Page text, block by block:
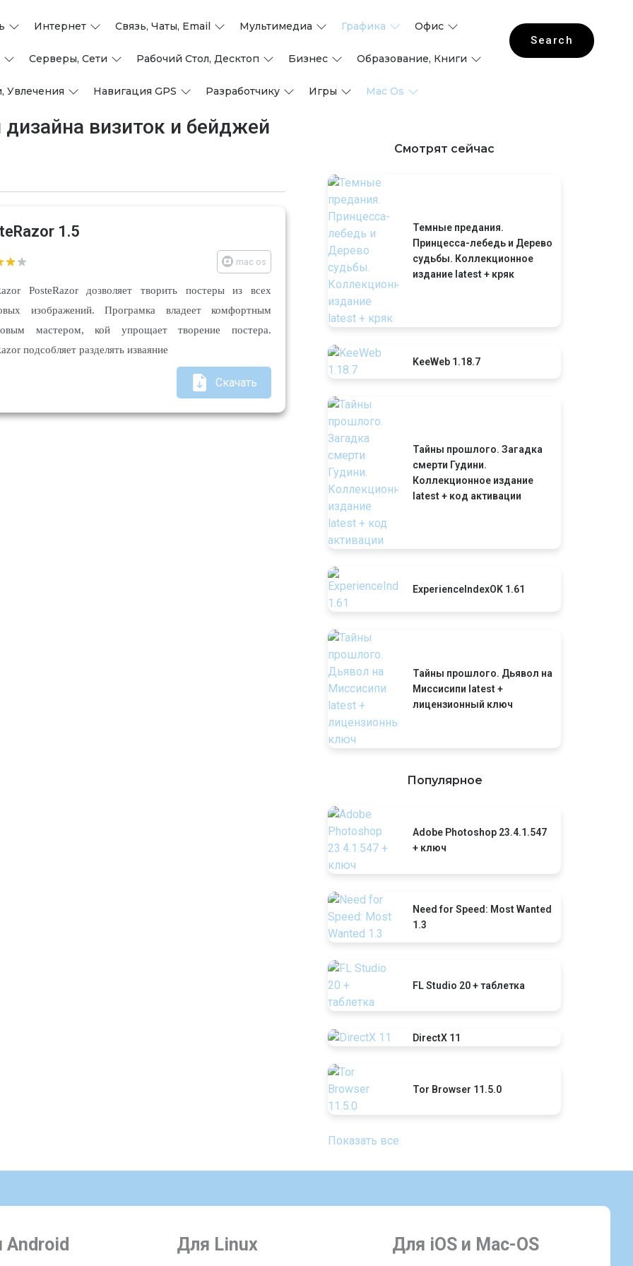
Search
Интернет Связь, Чаты, Email Мультимедиа Графика Офис
Серверы, Сети Рабочий Стол, Десктоп Бизнес Образование, Книги
Увлечения Навигация GPS Разработчику Игры Mac Os
визиток и бейджей
1.5
mac os
PosteRazor дозволяет творить постеры из всех
изображений. Програмка владеет комфортным
мастером, кой упрощает творение постера.
подсобляет разделять изваяние
Скачать
Смотрят сейчас
Темные предания.
Принцесса-лебедь и Дерево
судьбы. Коллекционное
издание latest + кряк
KeeWeb 1.18.7
Тайны прошлого. Загадка
смерти Гудини.
Коллекционное издание
latest + код активации
ExperienceIndexOK 1.61
Тайны прошлого. Дьявол на
Миссисипи latest +
лицензионный ключ
Популярное
Adobe Photoshop 23.4.1.547
+ ключ
Need for Speed: Most Wanted
1.3
FL Studio 20 + таблетка
DirectX 11
Tor Browser 11.5.0
Показать все
Android Для Linux Для iOS и Mac-OS